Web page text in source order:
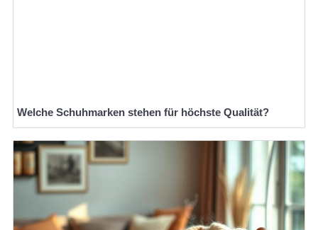
Welche Schuhmarken stehen für höchste Qualität?